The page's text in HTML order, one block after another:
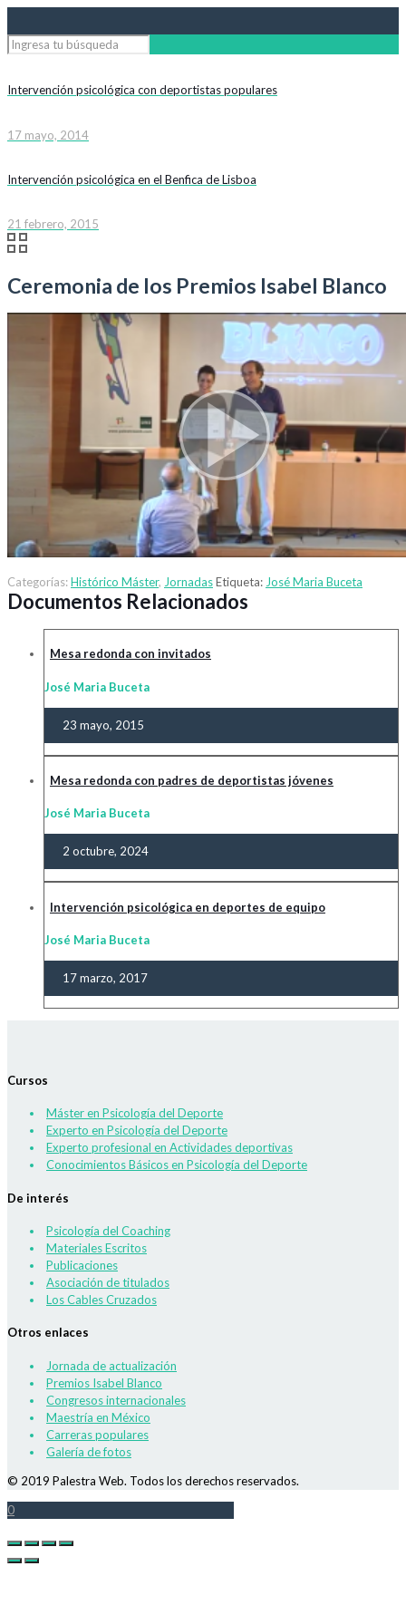
Intervención psicológica con deportistas populares
17 mayo, 2014
Intervención psicológica en el Benfica de Lisboa
21 febrero, 2015
Ceremonia de los Premios Isabel Blanco
Categorías:Histórico Máster, JornadasEtiqueta: José Maria Buceta
Documentos Relacionados
Mesa redonda con invitados
José Maria Buceta
23 mayo, 2015
Mesa redonda con padres de deportistas jóvenes
José Maria Buceta
2 octubre, 2024
Intervención psicológica en deportes de equipo
José Maria Buceta
17 marzo, 2017
Cursos
Máster en Psicología del Deporte
Experto en Psicología del Deporte
Experto profesional en Actividades deportivas
Conocimientos Básicos en Psicología del Deporte
De interés
Psicología del Coaching
Materiales Escritos
Publicaciones
Asociación de titulados
Los Cables Cruzados
Otros enlaces
Jornada de actualización
Premios Isabel Blanco
Congresos internacionales
Maestría en México
Carreras populares
Galería de fotos
© 2019 Palestra Web. Todos los derechos reservados.
0